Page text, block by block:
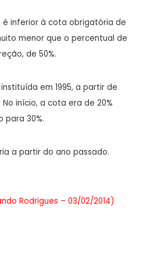
é inferior à cota obrigatória de
menor que o percentual de
de 50%.
em 1995, a partir de
início, a cota era de 20%
para 30%.
a partir do ano passado.
Rodrigues – 03/02/2014)